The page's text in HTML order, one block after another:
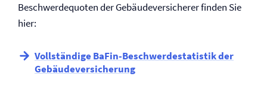
Beschwerdequoten der Gebäude­versicherer finden Sie
hier:
Vollständige BaFin-Beschwerdestatistik der
Gebäude­versicherung